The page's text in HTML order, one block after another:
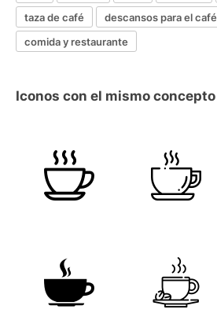
taza de café
descansos para el café
comida y restaurante
Iconos con el mismo concepto